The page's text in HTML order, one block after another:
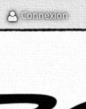
Connexion